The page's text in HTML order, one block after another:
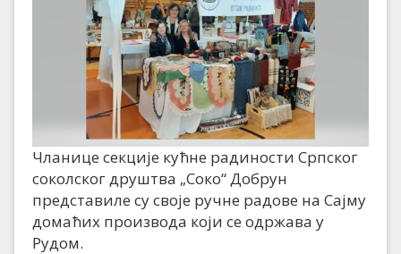
Чланице секције кућне радиности Српског
соколског друштва „Соко“ Добрун
представиле су своје ручне радове на Сајму
домаћих производа који се одржава у
Рудом.